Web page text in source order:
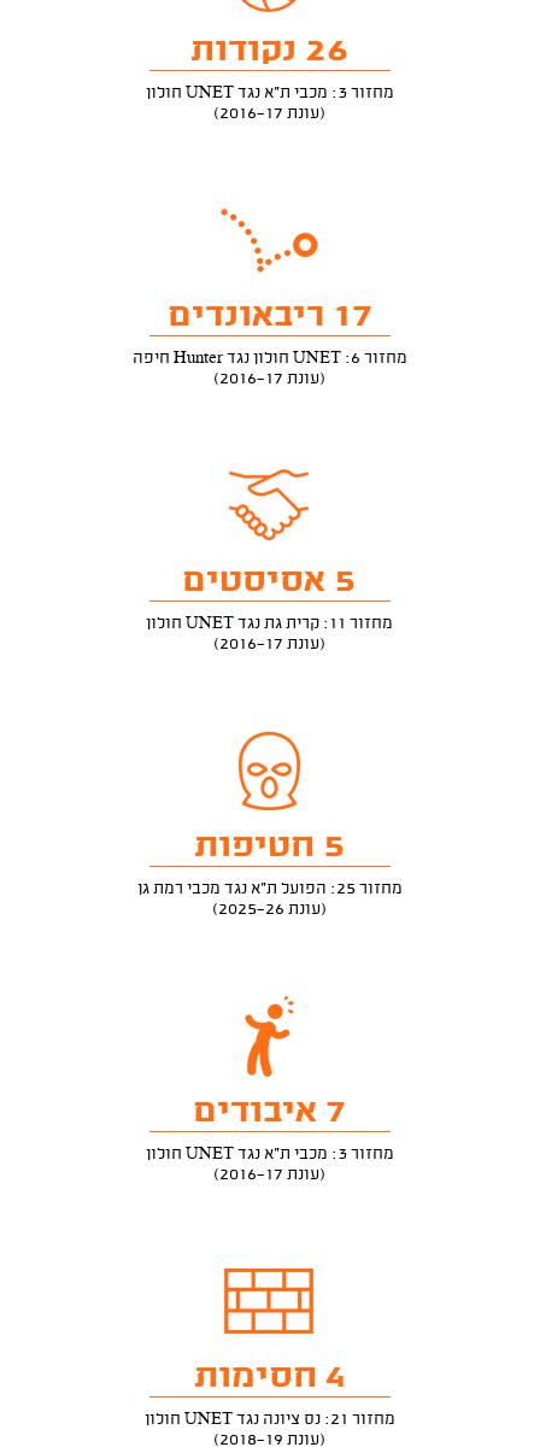
26 נקודות
מחזור 3: מכבי ת"א נגד UNET חולון
(עונת 2016-17)
17 ריבאונדים
מחזור 6: UNET חולון נגד Hunter חיפה
(עונת 2016-17)
5 אסיסטים
מחזור 11: קרית גת נגד UNET חולון
(עונת 2016-17)
5 חטיפות
מחזור 25: הפועל ת"א נגד מכבי רמת גן
(עונת 2025-26)
7 איבודים
מחזור 3: מכבי ת"א נגד UNET חולון
(עונת 2016-17)
4 חסימות
מחזור 21: נס ציונה נגד UNET חולון
(עונת 2018-19)